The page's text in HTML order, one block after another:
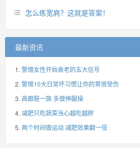
怎么练宽肩？这就是答案！
最新资讯
警惕女性开始衰老的五大信号
警惕10大日常坏习惯让你的胃很受伤
高跟鞋一族 多做伸腿操
减肥只吃蔬菜当心越吃越胖
两个时间做运动 减肥效果翻一倍